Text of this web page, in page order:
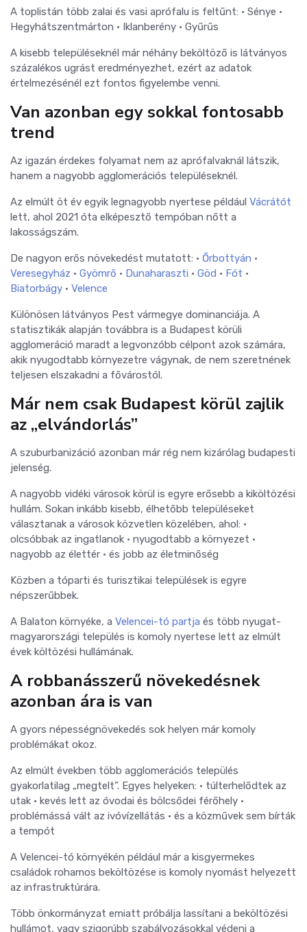
A toplistán több zalai és vasi aprófalu is feltűnt: • Sénye •
Hegyhátszentmárton • Iklanberény • Gyűrűs
A kisebb településeknél már néhány beköltöző is látványos
százalékos ugrást eredményezhet, ezért az adatok
értelmezésénél ezt fontos figyelembe venni.
Van azonban egy sokkal fontosabb
trend
Az igazán érdekes folyamat nem az aprófalvaknál látszik,
hanem a nagyobb agglomerációs településeknél.
Az elmúlt öt év egyik legnagyobb nyertese például Vácrátót
lett, ahol 2021 óta elképesztő tempóban nőtt a
lakosságszám.
De nagyon erős növekedést mutatott: • Őrbottyán •
Veresegyház • Gyömrő • Dunaharaszti • Göd • Fót •
Biatorbágy • Velence
Különösen látványos Pest vármegye dominanciája. A
statisztikák alapján továbbra is a Budapest körüli
agglomeráció maradt a legvonzóbb célpont azok számára,
akik nyugodtabb környezetre vágynak, de nem szeretnének
teljesen elszakadni a fővárostól.
Már nem csak Budapest körül zajlik
az „elvándorlás”
A szuburbanizáció azonban már rég nem kizárólag budapesti
jelenség.
A nagyobb vidéki városok körül is egyre erősebb a kiköltözési
hullám. Sokan inkább kisebb, élhetőbb településeket
választanak a városok közvetlen közelében, ahol: •
olcsóbbak az ingatlanok • nyugodtabb a környezet •
nagyobb az élettér • és jobb az életminőség
Közben a tóparti és turisztikai települések is egyre
népszerűbbek.
A Balaton környéke, a Velencei-tó partja és több nyugat-
magyarországi település is komoly nyertese lett az elmúlt
évek költözési hullámának.
A robbanásszerű növekedésnek
azonban ára is van
A gyors népességnövekedés sok helyen már komoly
problémákat okoz.
Az elmúlt években több agglomerációs település
gyakorlatilag „megtelt”. Egyes helyeken: • túlterhelődtek az
utak • kevés lett az óvodai és bölcsődei férőhely •
problémássá vált az ivóvízellátás • és a közművek sem bírták
a tempót
A Velencei-tó környékén például már a kisgyermekes
családok rohamos beköltözése is komoly nyomást helyezett
az infrastruktúrára.
Több önkormányzat emiatt próbálja lassítani a beköltözési
hullámot, vagy szigorúbb szabályozásokkal védeni a